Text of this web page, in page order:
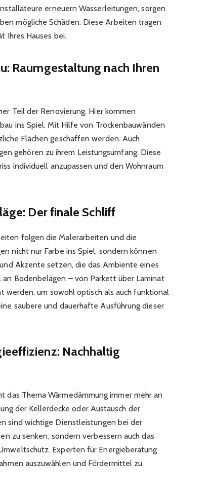
erneuern Wasserleitungen, sorgen
mögliche Schäden. Diese Arbeiten tragen
Ihres Hauses bei.
Raumgestaltung nach Ihren
Teil der Renovierung. Hier kommen
ins Spiel. Mit Hilfe von Trockenbauwänden
Flächen geschaffen werden. Auch
gehören zu ihrem Leistungsumfang. Diese
individuell anzupassen und den Wohnraum
Der finale Schliff
folgen die Malerarbeiten und die
nicht nur Farbe ins Spiel, sondern können
Akzente setzen, die das Ambiente eines
an Bodenbelägen – von Parkett über Laminat
um sowohl optisch als auch funktional
saubere und dauerhafte Ausführung dieser
Nachhaltig
Thema Wärmedämmung immer mehr an
der Kellerdecke oder Austausch der
sind wichtige Dienstleistungen bei der
zu senken, sondern verbessern auch das
Experten für Energieberatung
auszuwählen und Fördermittel zu